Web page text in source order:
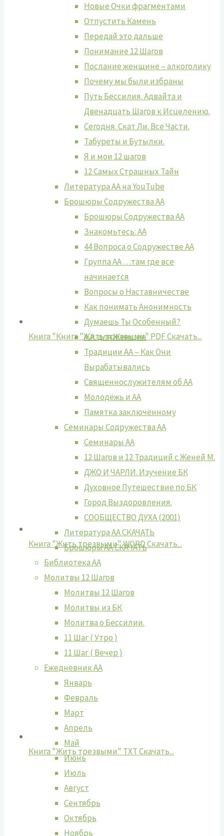
Новые Очки фрагментами
Отпустить Камень
Передай это дальше
Понимание 12 Шагов
Послание женщине – алкоголику
Почему мы были избраны
Путь Бессилия. Адвайта и
Двенадцать Шагов к Исцелению.
Сегодня. Скат Ли. Все Части.
Табуреты и Бутылки.
Я и мои 12 шагов
12 Самых Страшных Тайн
Литература АА на YouTube
Брошюры Содружества АА
Брошюры Содружества АА
Знакомьтесь: АА
44 Вопроса о Содружестве АА
Группа АА …там где все
начинается
Вопросы о Наставничестве
Как понимать Анонимность
Думаешь Ты Особенный?
А.А. для Женщин
Традиции АА – Как Они
Вырабатывались
Священнослужителям об АА
Молодёжь и АА
Памятка заключённому
Семинары Содружества АА
Семинары АА
12 Шагов и 12 Традиций с Женей М.
ДЖО И ЧАРЛИ. Изучение БК
Духовное Путешествие по БК
Город Выздоровления.
СООБЩЕСТВО ДУХА (2001)
Литература АА СКАЧАТЬ
Брошюры АА СКАЧАТЬ
Библиотека АА
Молитвы 12 Шагов
Молитвы 12 Шагов
Молитвы из БК
Молитва о Бессилии.
11 Шаг ( Утро )
11 Шаг ( Вечер )
Ежедневник АА
Январь
Февраль
Март
Апрель
Май
Июнь
Июль
Август
Сентябрь
Октябрь
Ноябрь
Книга "Книга "Жить трезвыми" PDFCкачать...
Книга "Жить трезвыми" WORDCкачать...
Книга "Жить трезвыми" TXTCкачать...